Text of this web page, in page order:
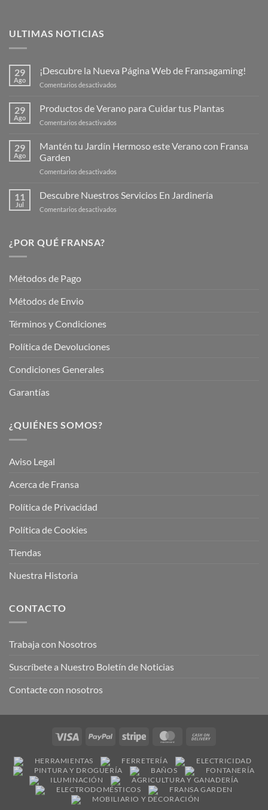
ULTIMAS NOTICIAS
29
Ago
¡Descubre la Nueva Página Web de Fransagaming!
Comentarios desactivados
Nueva
de
29
Ago
Productos de Verano para Cuidar tus Plantas
Comentarios desactivados
de
Verano
Plantas
29
Ago
Mantén tu Jardín Hermoso este Verano con Fransa
Garden
Comentarios desactivados
tu
Jardín
11
Jul
Descubre Nuestros Servicios En Jardinería
Comentarios desactivados
¿POR QUÉ FRANSA?
Métodos de Pago
Métodos de Envio
Términos y Condiciones
Política de Devoluciones
Condiciones Generales
Garantías
¿QUIÉNES SOMOS?
Aviso Legal
Acerca de Fransa
Política de Privacidad
Política de Cookies
Tiendas
Nuestra Historia
CONTACTO
Trabaja con Nosotros
Suscríbete a Nuestro Boletín de Noticias
Contacte con nosotros
Visa PayPal Stripe MasterCard
Delivery
HERRAMIENTAS FERRETERÍA
ELECTRICIDAD
PINTURA Y DROGUERÍA
BAÑOS
FONTANERÍA
ILUMINACIÓN
AGRICULTURA Y GANADERÍA
ELECTRODOMÉSTICOS
FRANSA GARDEN
MOBILIARIO Y DECORACIÓN